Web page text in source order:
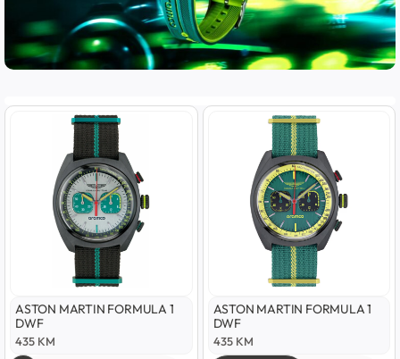
ASTON MARTIN FORMULA 1
DWF
435 KM
ASTON MARTIN FORMULA 1
DWF
435 KM